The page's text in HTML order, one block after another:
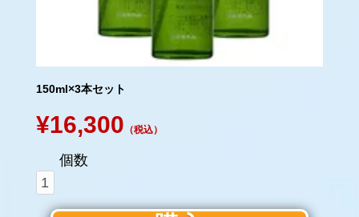
150ml×3本セット
¥16,300 （税込）
個数